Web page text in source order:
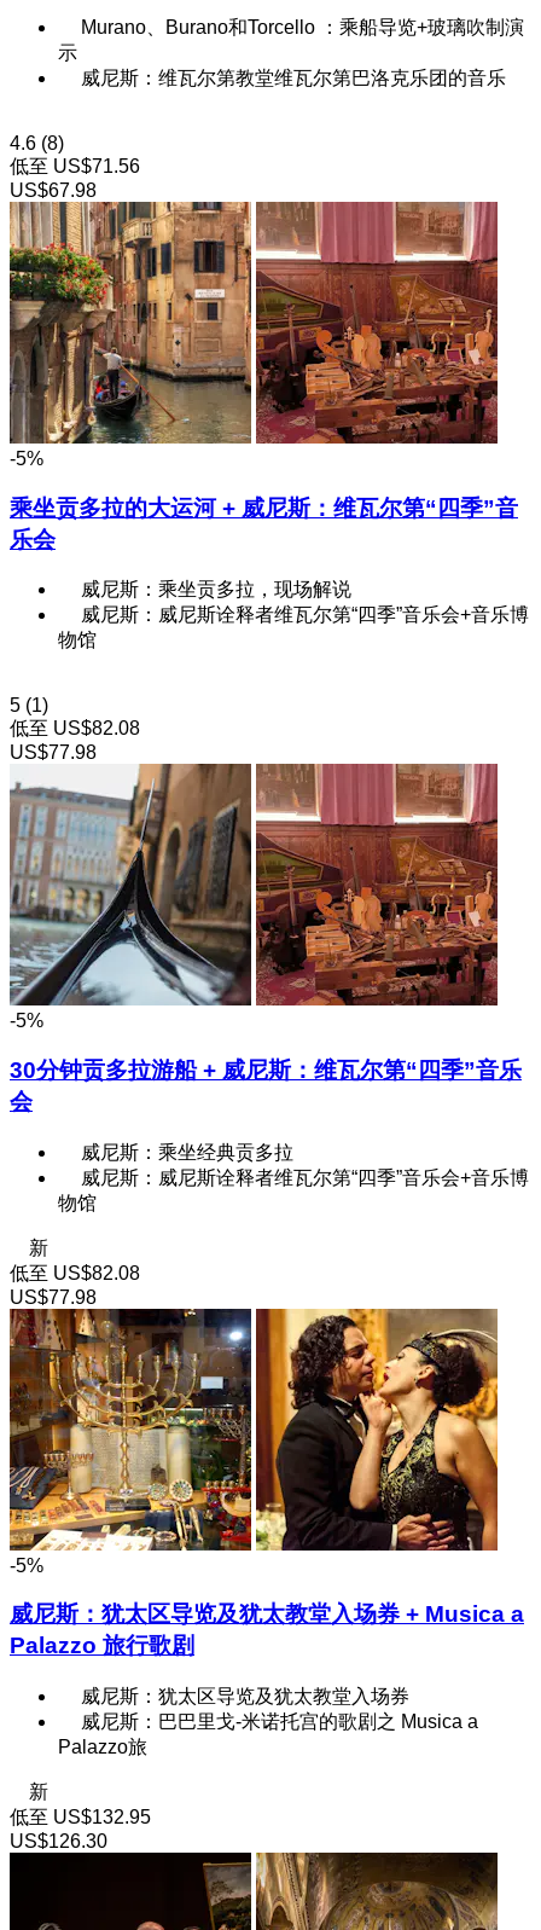
Murano、Burano和Torcello ：乘船导览+玻璃吹制演
示
威尼斯：维瓦尔第教堂维瓦尔第巴洛克乐团的音乐
4.6 (8)
低至 US$71.56
US$67.98
-5%
乘坐贡多拉的大运河 + 威尼斯：维瓦尔第“四季”音
乐会
威尼斯：乘坐贡多拉，现场解说
威尼斯：威尼斯诠释者维瓦尔第“四季”音乐会+音乐博
物馆
5 (1)
低至 US$82.08
US$77.98
-5%
30分钟贡多拉游船 + 威尼斯：维瓦尔第“四季”音乐
会
威尼斯：乘坐经典贡多拉
威尼斯：威尼斯诠释者维瓦尔第“四季”音乐会+音乐博
物馆
新
低至 US$82.08
US$77.98
-5%
威尼斯：犹太区导览及犹太教堂入场券 + Musica a
Palazzo 旅行歌剧
威尼斯：犹太区导览及犹太教堂入场券
威尼斯：巴巴里戈-米诺托宫的歌剧之 Musica a
Palazzo旅
新
低至 US$132.95
US$126.30